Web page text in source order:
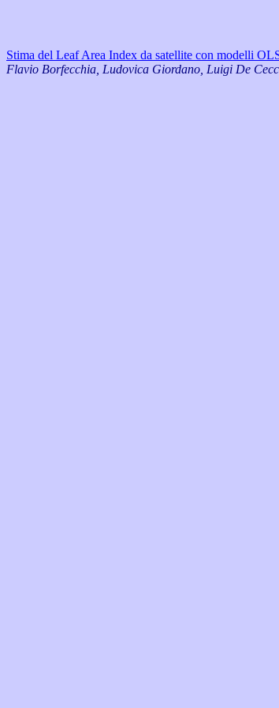
Stima del Leaf Area Index da satellite con modelli
Flavio Borfecchia, Ludovica Giordano, Luigi De